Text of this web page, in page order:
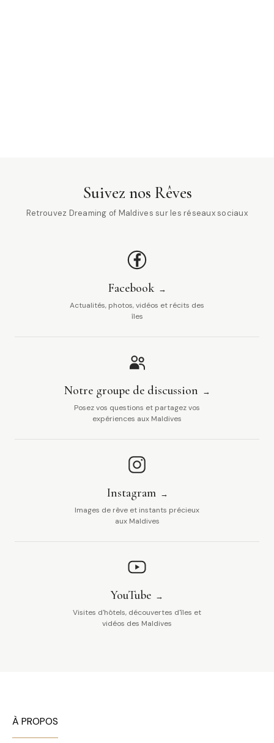
Suivez nos Rêves
Retrouvez Dreaming of Maldives sur les réseaux sociaux
Facebook
Actualités, photos, vidéos et récits des
îles
Notre groupe de discussion
Posez vos questions et partagez vos
expériences aux Maldives
Instagram
Images de rêve et instants précieux
aux Maldives
YouTube
Visites d'hôtels, découvertes d'îles et
vidéos des Maldives
À PROPOS